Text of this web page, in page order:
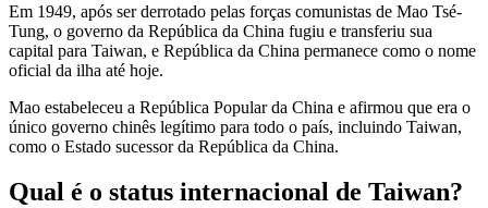
Em 1949, após ser derrotado pelas forças comunistas de Mao Tsé-
Tung, o governo da República da China fugiu e transferiu sua
capital para Taiwan, e República da China permanece como o nome
oficial da ilha até hoje.
Mao estabeleceu a República Popular da China e afirmou que era o
único governo chinês legítimo para todo o país, incluindo Taiwan,
como o Estado sucessor da República da China.
Qual é o status internacional de Taiwan?